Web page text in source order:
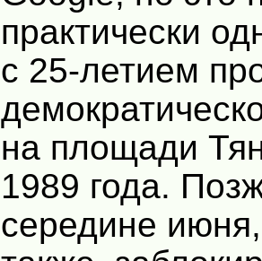
практически
с 25-летием
на площади
1989 года.
середине